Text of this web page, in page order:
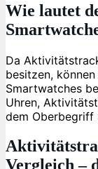
Wie lautet
Da
besitzen,
Smartwatches
Uhren,
dem Oberbegriff
Vergleich –